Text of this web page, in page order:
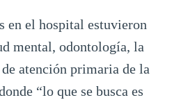
en el hospital estuvieron
mental, odontología, la
atención primaria de la
“lo que se busca es